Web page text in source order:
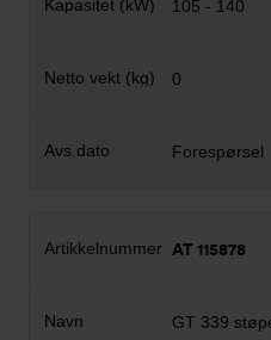
105 - 140
0
Forespørsel
AT 115878
GT 339